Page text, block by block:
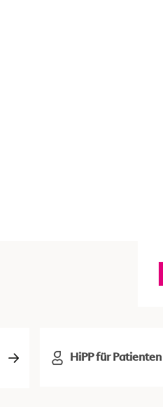
HiPP für Patienten